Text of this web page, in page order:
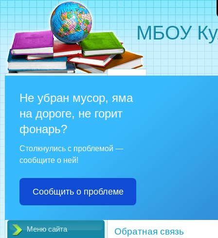
МБОУ
Не убран мусор, яма
на дороге, не горит
фонарь?
Столкнулись с проблемой —
сообщите о ней!
Сообщить о проблеме
Меню сайта Обратная связь